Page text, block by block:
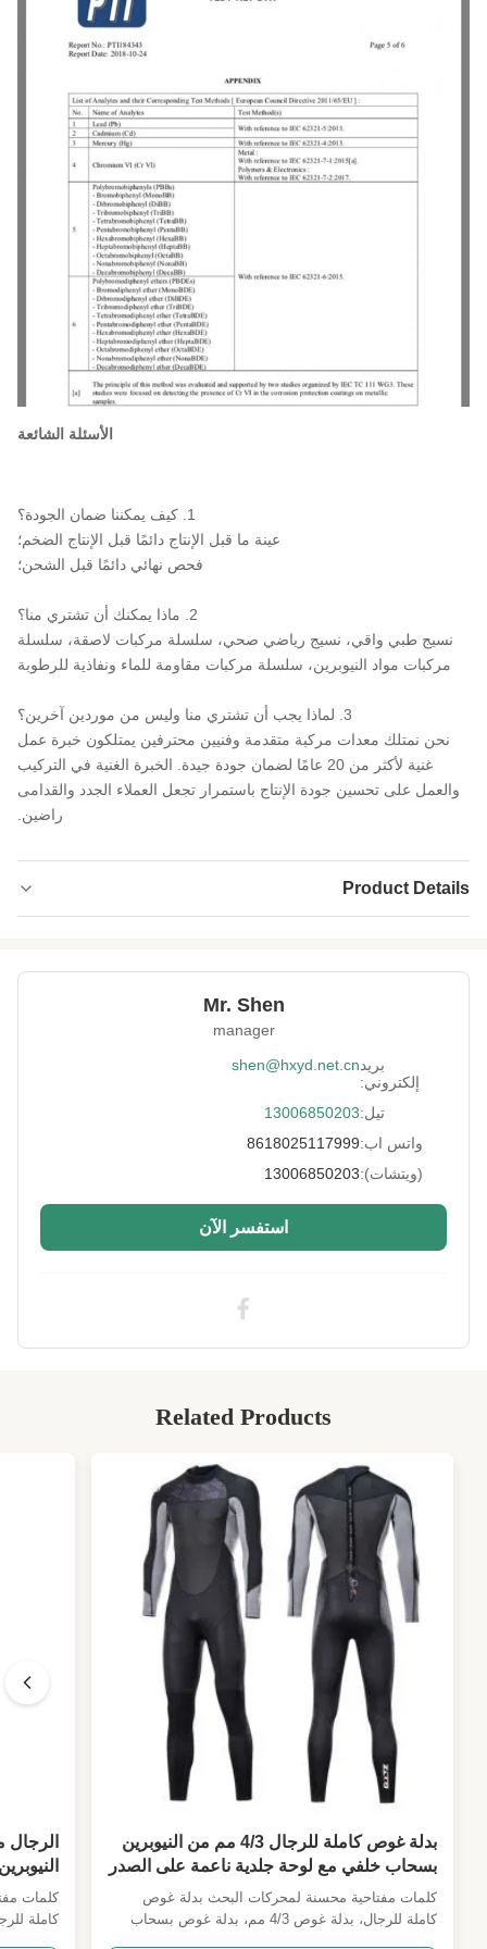
الأسئلة الشائعة
1. كيف يمكننا ضمان الجودة؟
عينة ما قبل الإنتاج دائمًا قبل الإنتاج الضخم؛
فحص نهائي دائمًا قبل الشحن؛
2. ماذا يمكنك أن تشتري منا؟
نسيج طبي واقي، نسيج رياضي صحي، سلسلة مركبات لاصقة، سلسلة
مركبات مواد النيوبرين، سلسلة مركبات مقاومة للماء ونفاذية للرطوبة
3. لماذا يجب أن تشتري منا وليس من موردين آخرين؟
نحن نمتلك معدات مركبة متقدمة وفنيين محترفين يمتلكون خبرة عمل
غنية لأكثر من 20 عامًا لضمان جودة جيدة. الخبرة الغنية في التركيب
والعمل على تحسين جودة الإنتاج باستمرار تجعل العملاء الجدد والقدامى
راضين.
Product Details
Thickness: 1.0 - 7.0 مم أو حسب الطلب
مقاوم للصدمات، يحافظ على الدفء
مغلفة
الفرن، حقيبة، سجاد السجاد
Hardness: 0 ~ 15 درجة
Mr. Shen
manager
بريد
إلكتروني:
shen@hxyd.net.cn
تيل:13006850203
واتس اب:8618025117999
(ويتشات):13006850203
استفسر الآن
Related Products
بدلة غوص كاملة للرجال 4/3 مم من النيوبرين
بسحاب خلفي مع لوحة جلدية ناعمة على الصدر
بدلة ركوب الأمواج/الغوص لرياضات ركوب
الأمواج والمياه المفتوحة وركوب الأمواج
كلمات مفتاحية محسنة لمحركات البحث بدلة غوص
كاملة للرجال، بدلة غوص 4/3 مم، بدلة غوص بسحاب
الجلد
كلمات